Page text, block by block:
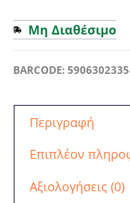
Μη Διαθέσιμο
BARCODE:
Περιγραφή
Επιπλέον
Αξιολογήσεις (0)